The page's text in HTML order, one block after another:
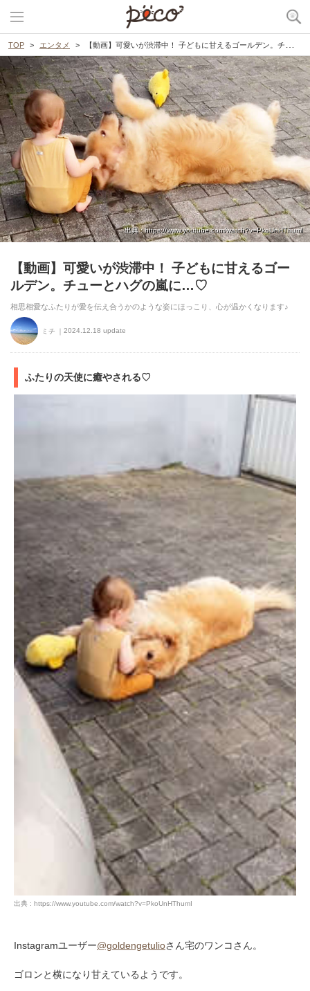
TOP エンタメ 【動画】可愛いが渋滞中！ 子どもに甘えるゴールデン。チューとハグの嵐に…♡
出典 : https://www.youtube.com/watch?v=PkoUnHThumI
【動画】可愛いが渋滞中！ 子どもに甘えるゴー
ルデン。チューとハグの嵐に…♡
相思相愛なふたりが愛を伝え合うかのような姿にほっこり、心が温かくなります♪
ミチ 2024.12.18 update
ふたりの天使に癒やされる♡
出典 : https://www.youtube.com/watch?v=PkoUnHThumI
Instagramユーザー@goldengetulioさん宅のワンコさん。
ゴロンと横になり甘えているようです。